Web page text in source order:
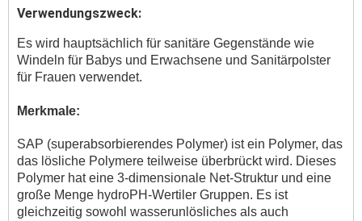
Verwendungszweck:
Es wird hauptsächlich für sanitäre Gegenstände wie
Windeln für Babys und Erwachsene und Sanitärpolster
für Frauen verwendet.
Merkmale:
SAP (superabsorbierendes Polymer) ist ein Polymer, das
das lösliche Polymere teilweise überbrückt wird. Dieses
Polymer hat eine 3-dimensionale Net-Struktur und eine
große Menge hydroPH-Wertiler Gruppen. Es ist
gleichzeitig sowohl wasserunlösliches als auch